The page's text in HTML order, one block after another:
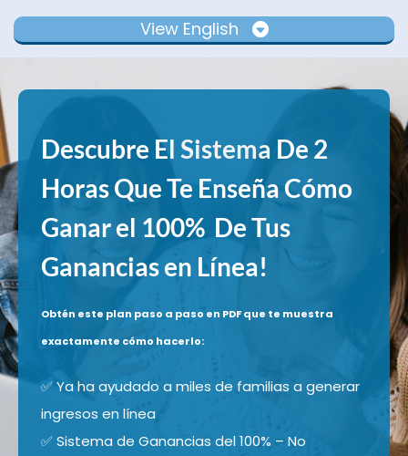
View English
Descubre El Sistema De 2
Horas Que Te Enseña Cómo
Ganar el 100% De Tus
Ganancias en Línea!
Obtén este plan paso a paso en PDF que te muestra
exactamente cómo hacerlo:
✅ Ya ha ayudado a miles de familias a generar
ingresos en línea
✅ Sistema de Ganancias del 100% – No